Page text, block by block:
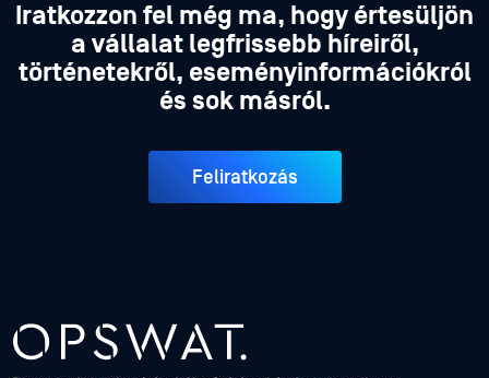
Iratkozzon fel még ma, hogy értesüljön
a vállalat legfrissebb híreiről,
történetekről, eseményinformációkról
és sok másról.
Feliratkozás